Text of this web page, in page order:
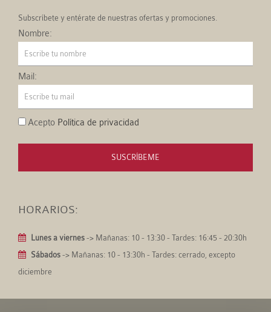
Subscríbete y entérate de nuestras ofertas y promociones.
Nombre:
Mail:
Acepto Política de privacidad
SUSCRÍBEME
HORARIOS:
Lunes a viernes -> Mañanas: 10 - 13:30 - Tardes: 16:45 - 20:30h
Sábados -> Mañanas: 10 - 13:30h - Tardes: cerrado, excepto
diciembre